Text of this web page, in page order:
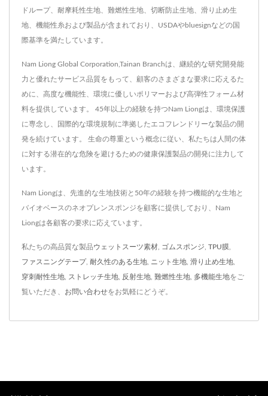
ドループ、耐摩耗性生地、難燃性生地、切断防止生地、滑り止め生
地、機能性糸および製品が含まれており、USDAやbluesignなどの国
際基準を満たしています。
Nam Liong Global Corporation,Tainan Branchは、継続的な研究開発能
力と優れたサービス品質をもって、顧客のさまざまな要求に応えるた
めに、高度な機能性、環境に優しいポリマーおよび高弾性フォーム材
料を提供しています。 45年以上の経験を持つNam Liongは、環境保護
に専念し、国際的な環境規制に準拠したエコフレンドリーな製品の開
発を続けています。 生命の尊重という概念に従い、私たちは人間の体
に対する潜在的な危険を避けるための健康保護製品の開発に注力して
います。
Nam Liongは、先進的な生地技術と50年の経験を持つ機能的な生地と
バイオベースのネオプレンスポンジを顧客に提供しており、Nam
Liongは各顧客の要求に応えています。
私たちの高品質な製品ウェットスーツ素材, ゴムスポンジ, TPU膜,
ファスニングテープ, 耐久性のある生地, ニット生地, 滑り止め生地,
穿刺耐性生地, ストレッチ生地, 反射生地, 難燃性生地, 多機能生地をご
覧いただき、 お問い合わせをお気軽にどうぞ。